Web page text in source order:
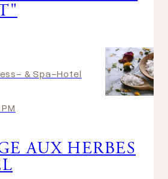
& Spa-Hotel
AUX HERBES